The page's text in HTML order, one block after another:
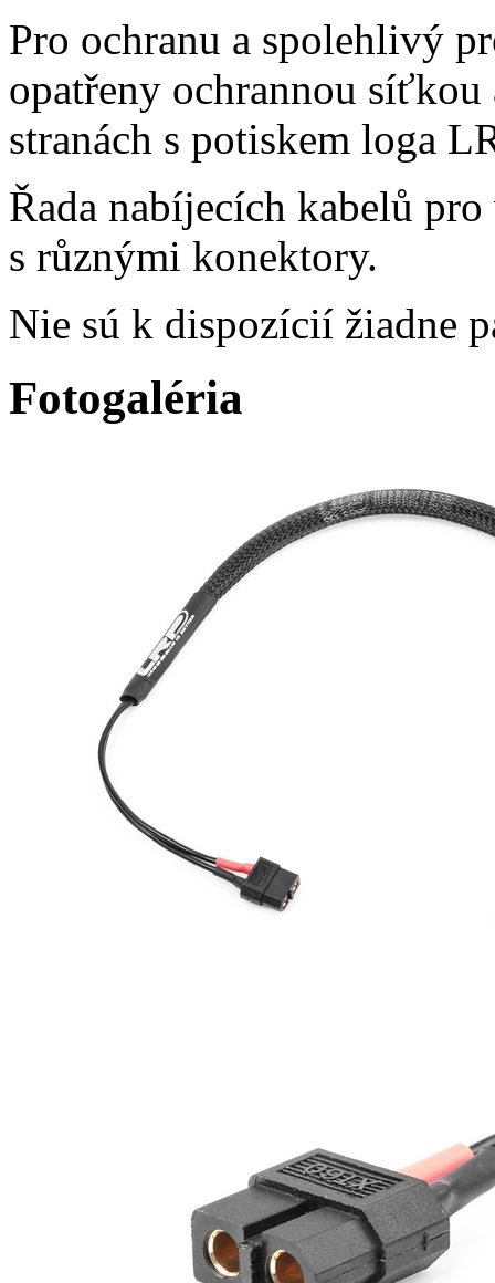
Pro ochranu a spolehlivý
opatřeny ochrannou
stranách s potiskem loga
Řada nabíjecích kabelů
s různými konektory.
Nie sú k dispozícií žiadne
Fotogaléria